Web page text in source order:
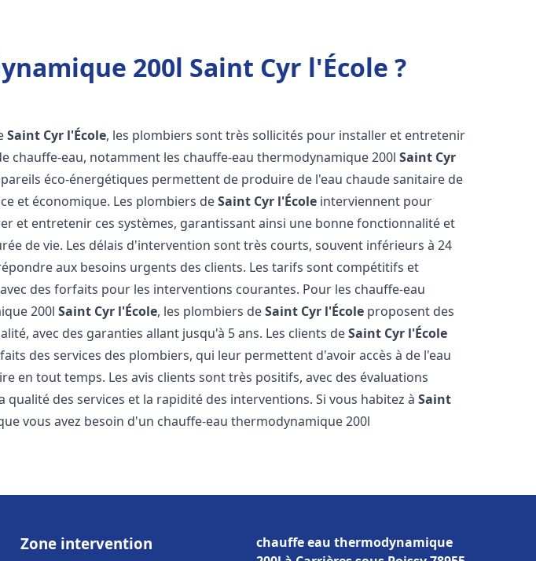
200l Saint Cyr l'École ?
Saint Cyr l'École, les plombiers sont très sollicités pour installer et entretenir
chauffe-eau, notamment les chauffe-eau thermodynamique 200lSaint Cyr
éco-énergétiques permettent de produire de l'eau chaude sanitaire de
et économique. Les plombiers deSaint Cyr l'École interviennent pour
et entretenir ces systèmes, garantissant ainsi une bonne fonctionnalité et
de vie. Les délais d'intervention sont très courts, souvent inférieurs à 24
aux besoins urgents des clients. Les tarifs sont compétitifs et
des forfaits pour les interventions courantes. Pour les chauffe-eau
200lSaint Cyr l'École, les plombiers deSaint Cyr l'École proposent des
avec des garanties allant jusqu'à 5 ans. Les clients deSaint Cyr l'École
des services des plombiers, qui leur permettent d'avoir accès à de l'eau
en tout temps. Les avis clients sont très positifs, avec des évaluations
qualité des services et la rapidité des interventions. Si vous habitez àSaint
vous avez besoin d'un chauffe-eau thermodynamique 200l
Zone intervention
chauffe eau thermodynamique